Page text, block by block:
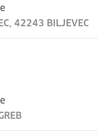
42243 BILJEVEC